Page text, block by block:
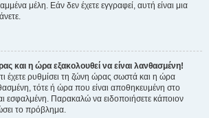
μέλη. Εάν δεν έχετε εγγραφεί, αυτή είναι μια
και η ώρα εξακολουθεί να είναι λανθασμένη!
έχετε ρυθμίσει τη ζώνη ώρας σωστά και η ώρα
τότε ή ώρα που είναι αποθηκευμένη στο
εσφαλμένη. Παρακαλώ να ειδοποιήσετε κάποιον
το πρόβλημα.